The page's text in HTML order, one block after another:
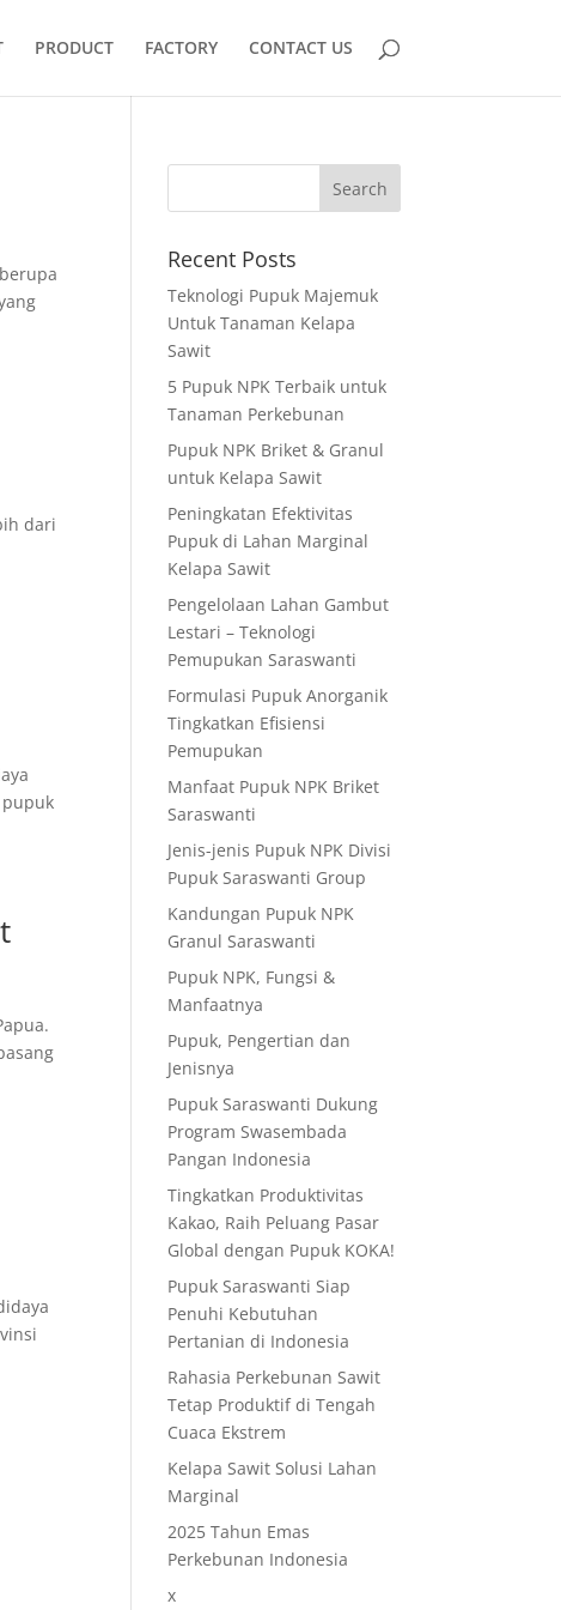
PRODUCT FACTORY CONTACT US
dari
Recent Posts
Teknologi Pupuk Majemuk
Untuk Tanaman Kelapa
Sawit
5 Pupuk NPK Terbaik untuk
Tanaman Perkebunan
Pupuk NPK Briket & Granul
untuk Kelapa Sawit
Peningkatan Efektivitas
Pupuk di Lahan Marginal
Kelapa Sawit
Pengelolaan Lahan Gambut
Lestari – Teknologi
Pemupukan Saraswanti
Formulasi Pupuk Anorganik
Tingkatkan Efisiensi
Pemupukan
Manfaat Pupuk NPK Briket
Saraswanti
Jenis-jenis Pupuk NPK Divisi
Pupuk Saraswanti Group
Kandungan Pupuk NPK
Granul Saraswanti
Pupuk NPK, Fungsi &
Manfaatnya
Pupuk, Pengertian dan
Jenisnya
Pupuk Saraswanti Dukung
Program Swasembada
Pangan Indonesia
Tingkatkan Produktivitas
Kakao, Raih Peluang Pasar
Global dengan Pupuk KOKA!
Pupuk Saraswanti Siap
Penuhi Kebutuhan
Pertanian di Indonesia
Rahasia Perkebunan Sawit
Tetap Produktif di Tengah
Cuaca Ekstrem
Kelapa Sawit Solusi Lahan
Marginal
2025 Tahun Emas
Perkebunan Indonesia
x